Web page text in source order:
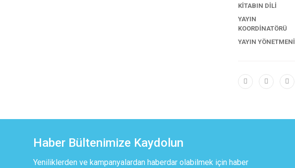
KİTABIN DİLİ
YAYIN
KOORDİNATÖRÜ
YAYIN YÖNETMENİ
Haber Bültenimize Kaydolun
Yeniliklerden ve kampanyalardan haberdar olabilmek için haber